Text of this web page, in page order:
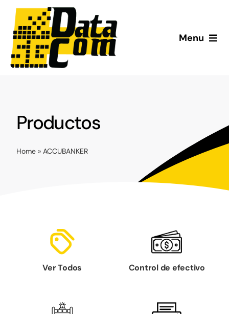
Saltar
contenido
Menu
Productos
Productos
Home» ACCUBANKER
Ver Todos Control de efectivo